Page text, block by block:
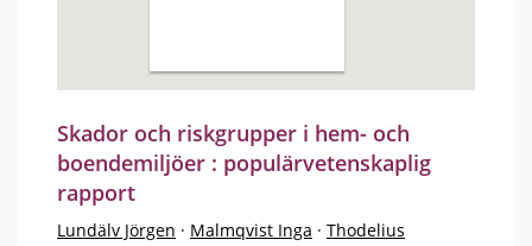
Skador och riskgrupper i hem- och
boendemiljöer : populärvetenskaplig
rapport
Lundälv Jörgen · Malmqvist Inga · Thodelius